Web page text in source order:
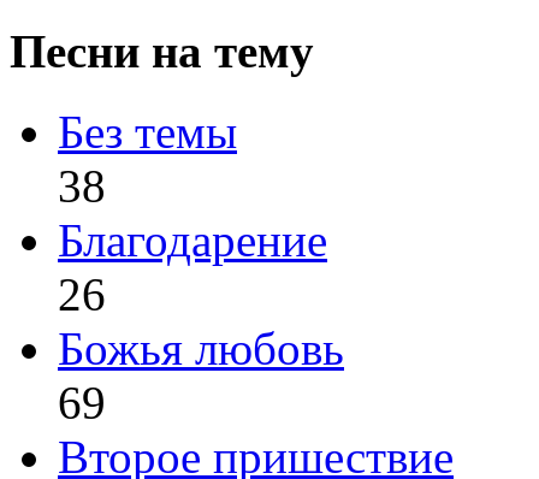
Песни на тему
Без темы
38
Благодарение
26
Божья любовь
69
Второе пришествие